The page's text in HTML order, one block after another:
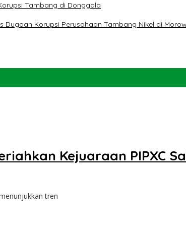
Tambang di Donggala
Dugaan Korupsi Perusahaan Tambang Nikel di
Kejuaraan PIPXC
tren